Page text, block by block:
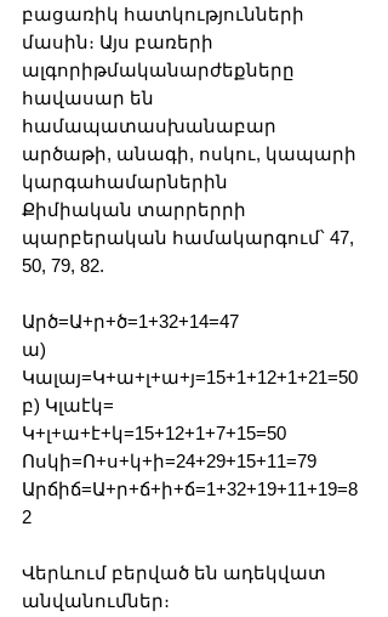
բացառիկ հատկությունների
մասին։ Այս բառերի
ալգորիթմականարժեքները
հավասար են
համապատասխանաբար
արծաթի, անագի, ոսկու, կապարի
կարգահամարներին
Քիմիական տարրերրի
պարբերական համակարգում՝ 47,
50, 79, 82.
Արծ=Ա+ր+ծ=1+32+14=47
ա)
Կալայ=Կ+ա+լ+ա+յ=15+1+12+1+21=50
բ) Կլաէկ=
Կ+լ+ա+է+կ=15+12+1+7+15=50
Ոսկի=Ո+ս+կ+ի=24+29+15+11=79
Արճիճ=Ա+ր+ճ+ի+ճ=1+32+19+11+19=8
2
Վերևում բերված են ադեկվատ
անվանումներ։